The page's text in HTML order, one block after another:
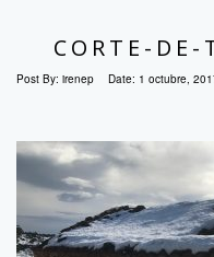
CORTE-
Post By: irenep Date: 1 octubre,